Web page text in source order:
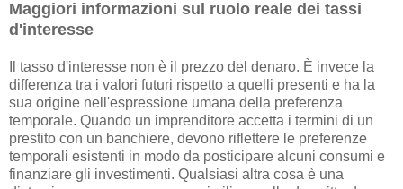
Maggiori informazioni sul ruolo reale dei tassi
d'interesse
Il tasso d'interesse non è il prezzo del denaro. È invece la
differenza tra i valori futuri rispetto a quelli presenti e ha la
sua origine nell'espressione umana della preferenza
temporale. Quando un imprenditore accetta i termini di un
prestito con un banchiere, devono riflettere le preferenze
temporali esistenti in modo da posticipare alcuni consumi e
finanziare gli investimenti. Qualsiasi altra cosa è una